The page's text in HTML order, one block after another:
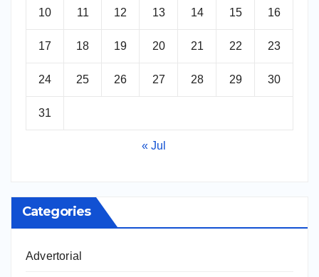
10 11 12 13 14 15 16
17 18 19 20 21 22 23
24 25 26 27 28 29 30
31
« Jul
Categories
Advertorial